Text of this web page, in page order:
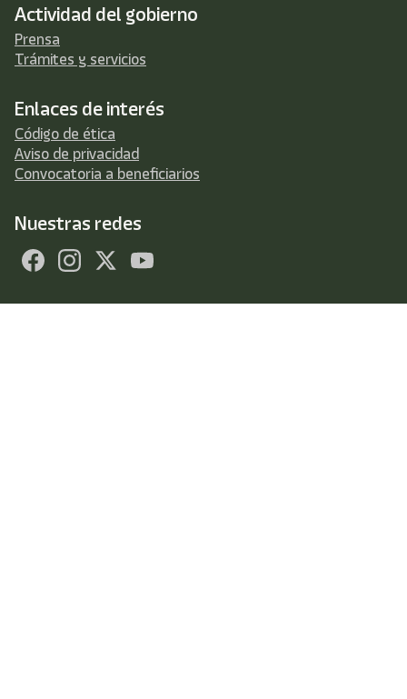
Actividad del gobierno
Prensa
Trámites y servicios
Enlaces de interés
Código de ética
Aviso de privacidad
Convocatoria a beneficiarios
Nuestras redes